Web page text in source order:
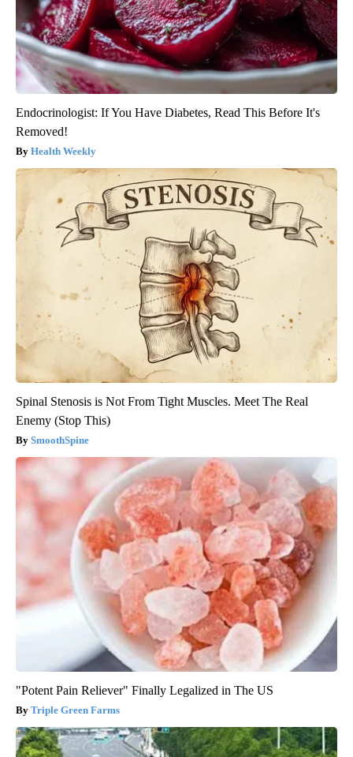
Endocrinologist: If You Have Diabetes, Read This Before It's
Removed!
Health Weekly
Spinal Stenosis is Not From Tight Muscles. Meet The Real
Enemy (Stop This)
SmoothSpine
"Potent Pain Reliever" Finally Legalized in The US
Triple Green Farms